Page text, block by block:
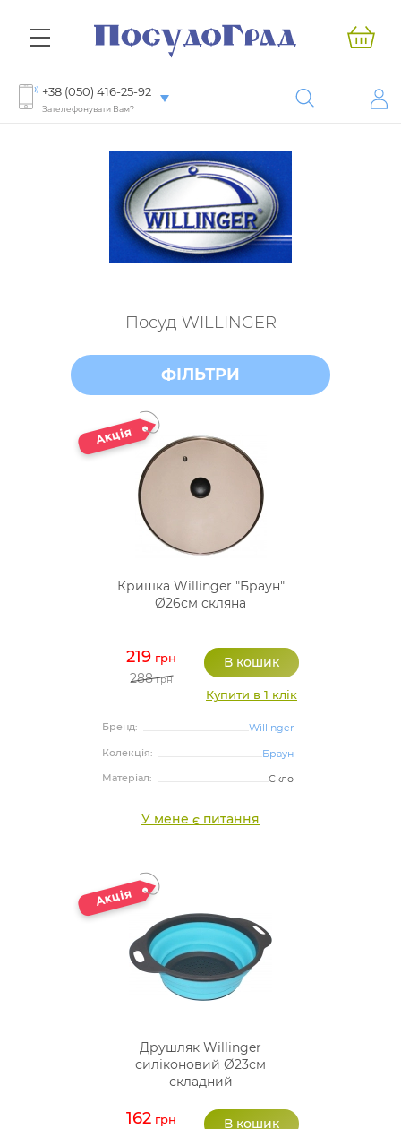
+38 (050) 416-25-92
Зателефонувати Вам?
Посуд WILLINGER
ФІЛЬТРИ
Кришка Willinger "Браун"
Ø26см скляна
219 грн
288грн
Купити в 1 клік
Бренд:
Willinger
Колекція:
Браун
Матеріал:
Скло
У мене є питання
Друшляк Willinger
силіконовий Ø23см
складний
162 грн